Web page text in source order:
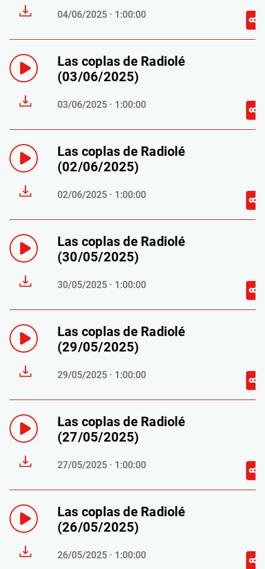
04/06/2025 · 1:00:00
Las coplas de Radiolé
(03/06/2025)
03/06/2025 · 1:00:00
Las coplas de Radiolé
(02/06/2025)
02/06/2025 · 1:00:00
Las coplas de Radiolé
(30/05/2025)
30/05/2025 · 1:00:00
Las coplas de Radiolé
(29/05/2025)
29/05/2025 · 1:00:00
Las coplas de Radiolé
(27/05/2025)
27/05/2025 · 1:00:00
Las coplas de Radiolé
(26/05/2025)
26/05/2025 · 1:00:00